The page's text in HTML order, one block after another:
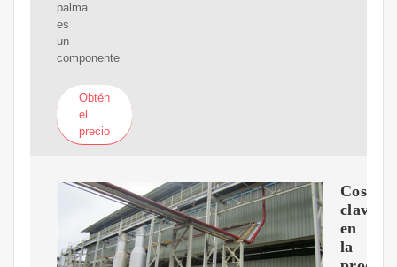
palma
es
un
componente
Obtén
el
precio
Costos
clave
en
la